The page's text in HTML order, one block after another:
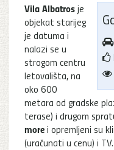
Vila Albatrosje
objekat starijeg
je datuma i
nalazi se u
strogom centru
letovališta, na
oko 600
metara od gradske
terase) i drugom
morei opremljeni su
(uračunati u cenu) i TV.